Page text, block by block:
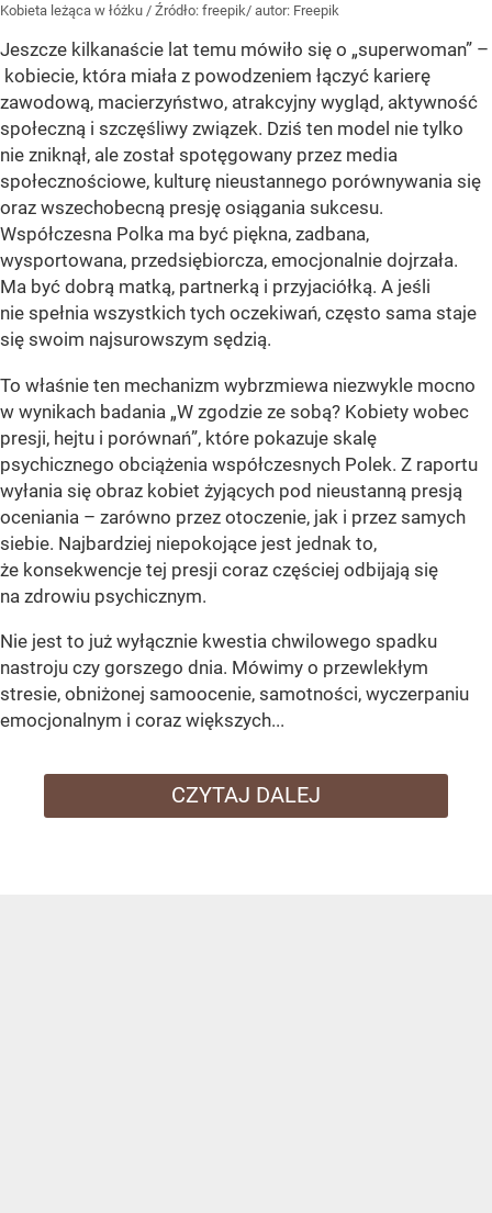
Kobieta leżąca w łóżku / Źródło: freepik/ autor: Freepik
Jeszcze kilkanaście lat temu mówiło się o „superwoman” –
kobiecie, która miała z powodzeniem łączyć karierę
zawodową, macierzyństwo, atrakcyjny wygląd, aktywność
społeczną i szczęśliwy związek. Dziś ten model nie tylko
nie zniknął, ale został spotęgowany przez media
społecznościowe, kulturę nieustannego porównywania się
oraz wszechobecną presję osiągania sukcesu.
Współczesna Polka ma być piękna, zadbana,
wysportowana, przedsiębiorcza, emocjonalnie dojrzała.
Ma być dobrą matką, partnerką i przyjaciółką. A jeśli
nie spełnia wszystkich tych oczekiwań, często sama staje
się swoim najsurowszym sędzią.
To właśnie ten mechanizm wybrzmiewa niezwykle mocno
w wynikach badania „W zgodzie ze sobą? Kobiety wobec
presji, hejtu i porównań”, które pokazuje skalę
psychicznego obciążenia współczesnych Polek. Z raportu
wyłania się obraz kobiet żyjących pod nieustanną presją
oceniania – zarówno przez otoczenie, jak i przez samych
siebie. Najbardziej niepokojące jest jednak to,
że konsekwencje tej presji coraz częściej odbijają się
na zdrowiu psychicznym.
Nie jest to już wyłącznie kwestia chwilowego spadku
nastroju czy gorszego dnia. Mówimy o przewlekłym
stresie, obniżonej samoocenie, samotności, wyczerpaniu
emocjonalnym i coraz większych...
CZYTAJ DALEJ